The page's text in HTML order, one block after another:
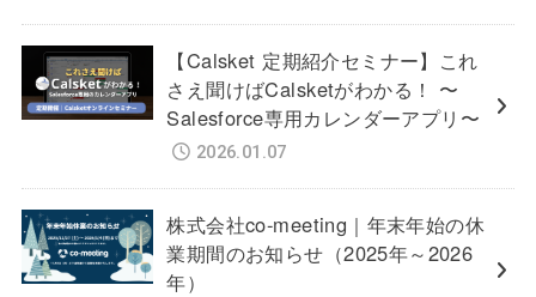
【Calsket 定期紹介セミナー】これ
さえ聞けばCalsketがわかる！ 〜
Salesforce専用カレンダーアプリ〜
2026.01.07
株式会社co-meeting｜年末年始の休
業期間のお知らせ（2025年～2026
年）